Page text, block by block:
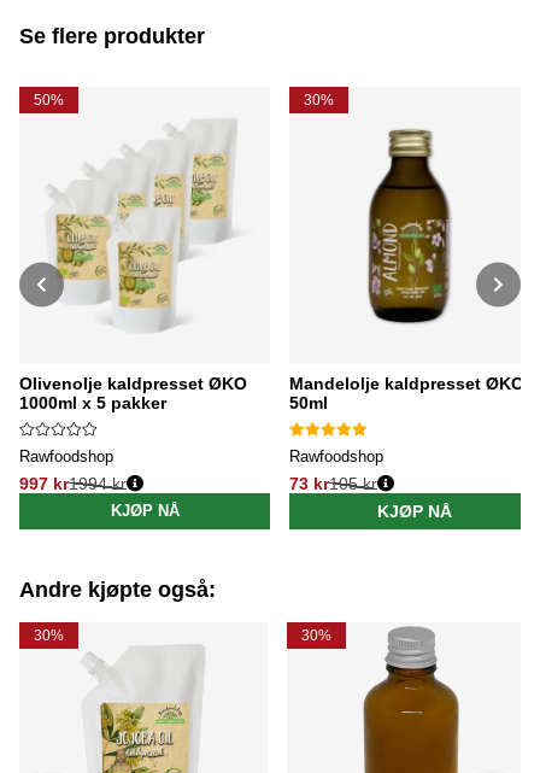
Se flere produkter
50%
Olivenolje kaldpresset ØKO
1000ml x 5 pakker
Rawfoodshop
997 kr
Vanlig pris:
1994 kr
KJØP NÅ
30%
Mandelolje kaldpresset ØKO
50ml
Rawfoodshop
73 kr
Vanlig pris:
105 kr
KJØP NÅ
Andre kjøpte også:
30% 30%